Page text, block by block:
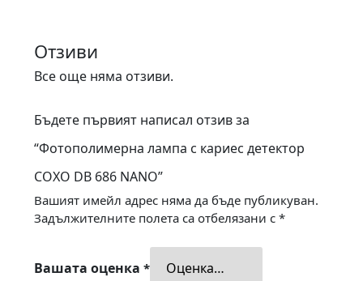
Отзиви
Все още няма отзиви.
Бъдете първият написал отзив за
“Фотополимерна лампа с кариес детектор
COXO DB 686 NANO”
Вашият имейл адрес няма да бъде публикуван.
Задължителните полета са отбелязани с *
Вашата оценка *